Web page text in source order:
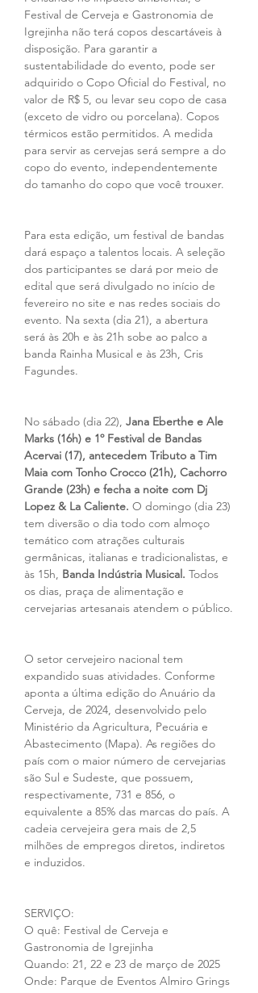
Festival de Cerveja e Gastronomia de
Igrejinha não terá copos descartáveis à
disposição. Para garantir a
sustentabilidade do evento, pode ser
adquirido o Copo Oficial do Festival, no
valor de R$ 5, ou levar seu copo de casa
(exceto de vidro ou porcelana). Copos
térmicos estão permitidos. A medida
para servir as cervejas será sempre a do
copo do evento, independentemente
do tamanho do copo que você trouxer.
Para esta edição, um festival de bandas
dará espaço a talentos locais. A seleção
dos participantes se dará por meio de
edital que será divulgado no início de
fevereiro no site e nas redes sociais do
evento. Na sexta (dia 21), a abertura
será às 20h e às 21h sobe ao palco a
banda Rainha Musical e às 23h, Cris
Fagundes.
No sábado (dia 22), Jana Eberthe e Ale
Marks (16h) e 1º Festival de Bandas
Acervai (17), antecedem Tributo a Tim
Maia com Tonho Crocco (21h), Cachorro
Grande (23h) e fecha a noite com Dj
Lopez & La Caliente. O domingo (dia 23)
tem diversão o dia todo com almoço
temático com atrações culturais
germânicas, italianas e tradicionalistas, e
às 15h, Banda Indústria Musical. Todos
os dias, praça de alimentação e
cervejarias artesanais atendem o público.
O setor cervejeiro nacional tem
expandido suas atividades. Conforme
aponta a última edição do Anuário da
Cerveja, de 2024, desenvolvido pelo
Ministério da Agricultura, Pecuária e
Abastecimento (Mapa). As regiões do
país com o maior número de cervejarias
são Sul e Sudeste, que possuem,
respectivamente, 731 e 856, o
equivalente a 85% das marcas do país. A
cadeia cervejeira gera mais de 2,5
milhões de empregos diretos, indiretos
e induzidos.
SERVIÇO:
O quê: Festival de Cerveja e
Gastronomia de Igrejinha
Quando: 21, 22 e 23 de março de 2025
Onde: Parque de Eventos Almiro Grings